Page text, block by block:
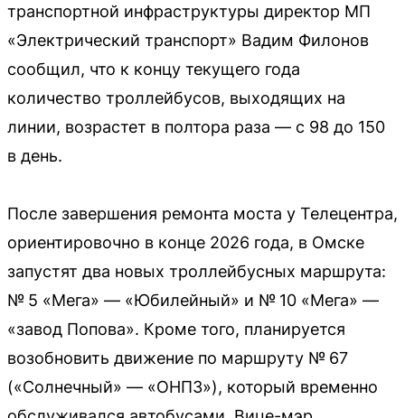
транспортной инфраструктуры директор МП
«Электрический транспорт» Вадим Филонов
сообщил, что к концу текущего года
количество троллейбусов, выходящих на
линии, возрастет в полтора раза — с 98 до 150
в день.
После завершения ремонта моста у Телецентра,
ориентировочно в конце 2026 года, в Омске
запустят два новых троллейбусных маршрута:
№ 5 «Мега» — «Юбилейный» и № 10 «Мега» —
«завод Попова». Кроме того, планируется
возобновить движение по маршруту № 67
(«Солнечный» — «ОНПЗ»), который временно